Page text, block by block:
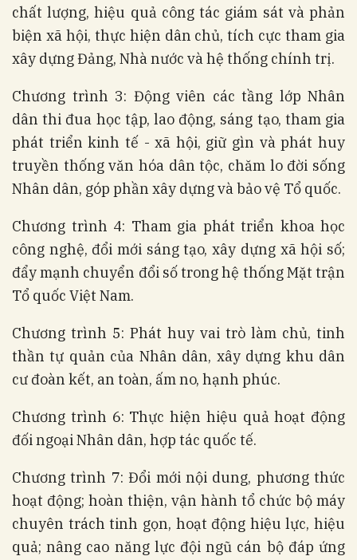
chất lượng, hiệu quả công tác giám sát và phản
biện xã hội, thực hiện dân chủ, tích cực tham gia
xây dựng Đảng, Nhà nước và hệ thống chính trị.
Chương trình 3: Động viên các tầng lớp Nhân
dân thi đua học tập, lao động, sáng tạo, tham gia
phát triển kinh tế - xã hội, giữ gìn và phát huy
truyền thống văn hóa dân tộc, chăm lo đời sống
Nhân dân, góp phần xây dựng và bảo vệ Tổ quốc.
Chương trình 4: Tham gia phát triển khoa học
công nghệ, đổi mới sáng tạo, xây dựng xã hội số;
đẩy mạnh chuyển đổi số trong hệ thống Mặt trận
Tổ quốc Việt Nam.
Chương trình 5: Phát huy vai trò làm chủ, tinh
thần tự quản của Nhân dân, xây dựng khu dân
cư đoàn kết, an toàn, ấm no, hạnh phúc.
Chương trình 6: Thực hiện hiệu quả hoạt động
đối ngoại Nhân dân, hợp tác quốc tế.
Chương trình 7: Đổi mới nội dung, phương thức
hoạt động; hoàn thiện, vận hành tổ chức bộ máy
chuyên trách tinh gọn, hoạt động hiệu lực, hiệu
quả; nâng cao năng lực đội ngũ cán bộ đáp ứng